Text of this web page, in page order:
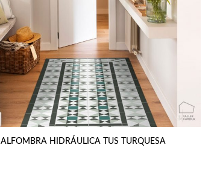
ALFOMBRA HIDRÁULICA TUS TURQUESA